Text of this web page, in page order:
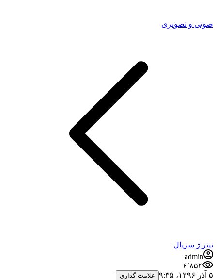
صوتی و تصویری
تیتراژ سریال
admin
۶٬۸۵۲
۵ آذر ۱۳۹۶،‏ ۹:۳۵
علامت گذاری